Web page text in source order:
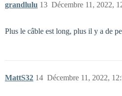
grandlulu Décembre 11, 2022,
13
Plus le câble est long, plus il y a de
MattS32 Décembre 11, 2022,
14